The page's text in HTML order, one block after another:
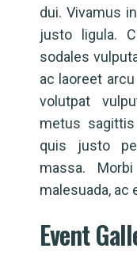
dui. Vivamus
justo ligula.
sodales
ac laoreet
volutpat
metus
quis justo
massa.
malesuada, ac
Event